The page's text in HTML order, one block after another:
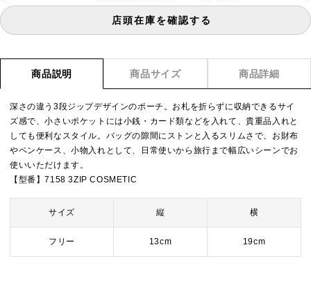
店頭在庫を確認する
商品説明 商品サイズ 商品詳細
深さの違う3段ジップデザインのポーチ。お札を折らずに収納できるサイ
ズ感で、小さいポケットには小銭・カード類などを入れて、貴重品入れと
しても便利なスタイル。バッグの隙間にストンと入るスリムさで、お財布
やペンケース、小物入れとして、日常使いから旅行まで幅広いシーンでお
使いいただけます。
【型番】7158 3ZIP COSMETIC
サイズ 縦 横
フリー 13cm 19cm